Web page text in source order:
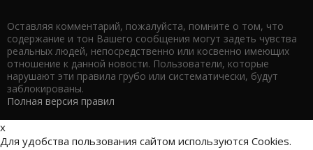
Оставляя комментарий, пожалуйста, помните о том, что
содержание и тон Вашего сообщения могут задеть чувства
реальных людей, непосредственно или косвенно имеющих
отношение к данной новости. Пользователи, которые
нарушают эти правила грубо или систематически, будут
заблокированы.
Полная версия правил
x
Для удобства пользования сайтом используются Cookies.